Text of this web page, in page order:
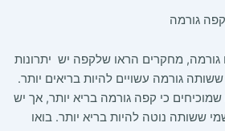
גורמה
גורמה, מחקרים הראו שלקפה יש יתרונות
ששותה גורמה עשויים להיות בריאים יותר.
כי קפה גורמה בריא יותר, אך יש
ששותה נוטה להיות בריא יותר. בואו